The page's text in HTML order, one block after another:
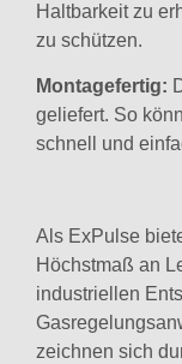
Haltbarkeit zu
zu schützen.
Montagefertig:
geliefert. So
schnell und
Als ExPulse
Höchstmaß an
industriellen
zeichnen sich